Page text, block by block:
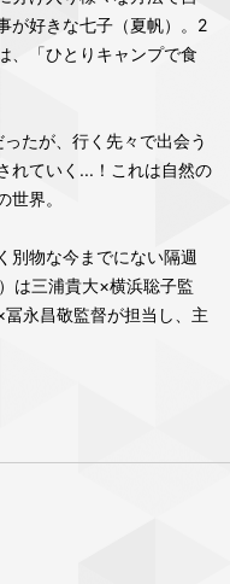
が好きな七子（夏帆）。2
、「ひとりキャンプで食
たが、行く先々で出会う
れていく...！これは自然の
界。
別物な今までにない隔週
は三浦貴大×横浜聡子監
永昌敬監督が担当し、主